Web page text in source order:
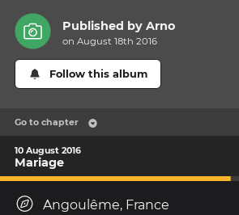
Published byArno
on August 18th 2016
Follow this album
Go to chapter
10 August 2016
Mariage
Angoulême, France